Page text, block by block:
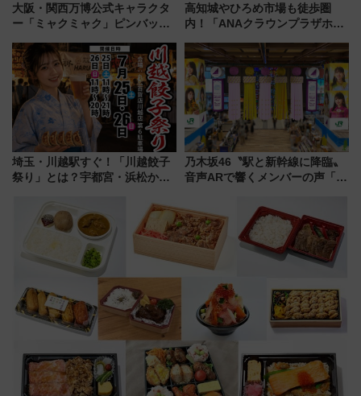
大阪・関西万博公式キャラクタ
ー「ミャクミャク」ピンバッジ
中旬発売
高知城やひろめ市場も徒歩圏
内！「ANAクラウンプラザホテ
埼玉・川越駅すぐ！「川越餃子
祭り」とは？宇都宮・浜松から
を食べ比べ【7月25日・26日開
乃木坂46〝駅と新幹線に降臨〟
音声ARで響くメンバーの声「真